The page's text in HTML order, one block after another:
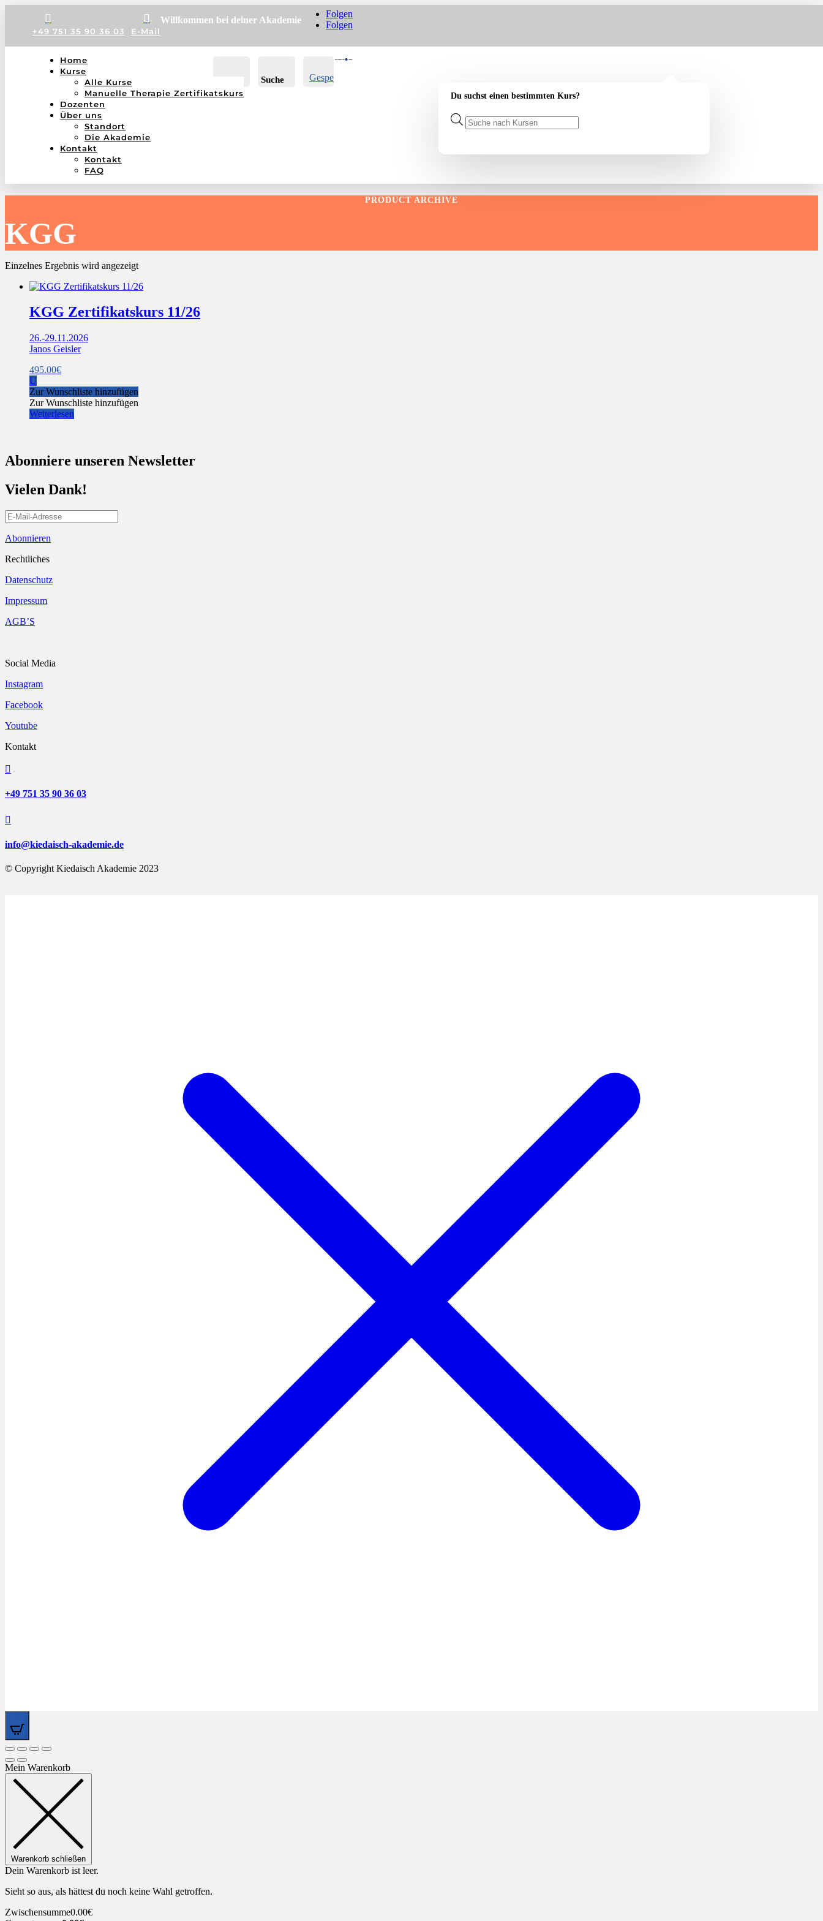

+49 751 35 90 36 03

E-Mail
Willkommen bei deiner Akademie
Folgen
Folgen
Home
Kurse
Alle Kurse
Manuelle Therapie Zertifikatskurs
Dozenten
Über uns
Standort
Die Akademie
Kontakt
Kontakt
FAQ
Suche
Gespeichert
Warenkorb 0 0.00€
Du suchst einen bestimmten Kurs?
Products
search
PRODUCT ARCHIVE
KGG
Einzelnes Ergebnis wird angezeigt
KGG Zertifikatskurs 11/26
26.-29.11.2026
Janos Geisler
495.00€
U
Zur Wunschliste hinzufügen
Zur Wunschliste hinzufügen
Weiterlesen
Abonniere unseren Newsletter
Vielen Dank!
Abonnieren
Rechtliches
Datenschutz
Impressum
AGB’S
Social Media
Instagram
Facebook
Youtube
Kontakt

+49 751 35 90 36 03

info@kiedaisch-akademie.de
© Copyright Kiedaisch Akademie 2023
Mein Warenkorb
Warenkorb schließen
Dein Warenkorb ist leer.
Sieht so aus, als hättest du noch keine Wahl getroffen.
Zwischensumme0.00€